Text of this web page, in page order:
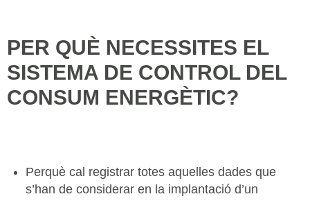
PER QUÈ NECESSITES EL
SISTEMA DE CONTROL DEL
CONSUM ENERGÈTIC?
Perquè cal registrar totes aquelles dades que
s’han de considerar en la implantació d’un